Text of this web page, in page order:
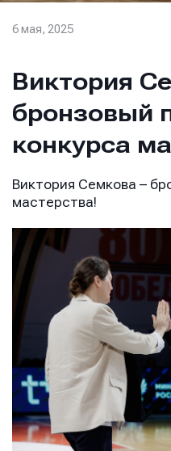
6 мая, 2025
Виктория
бронзовый
конкурса
Виктория Семкова –
мастерства!